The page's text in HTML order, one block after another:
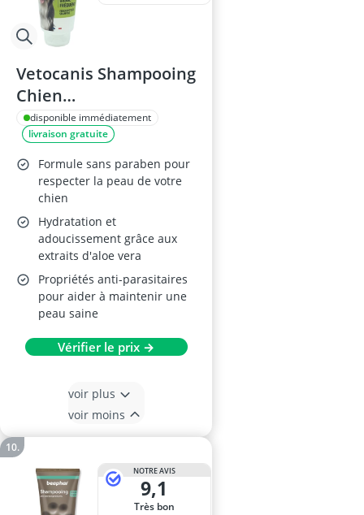
Vetocanis Shampooing
Chien
Dermoprotecteur Aloe
Vera 300 ml
disponible immédiatement
livraison gratuite
Formule sans paraben pour
respecter la peau de votre
chien
Hydratation et
adoucissement grâce aux
extraits d'aloe vera
Propriétés anti-parasitaires
pour aider à maintenir une
peau saine
Vérifier le prix →
voir plus
voir moins
NOTRE AVIS
9,1
Très bon